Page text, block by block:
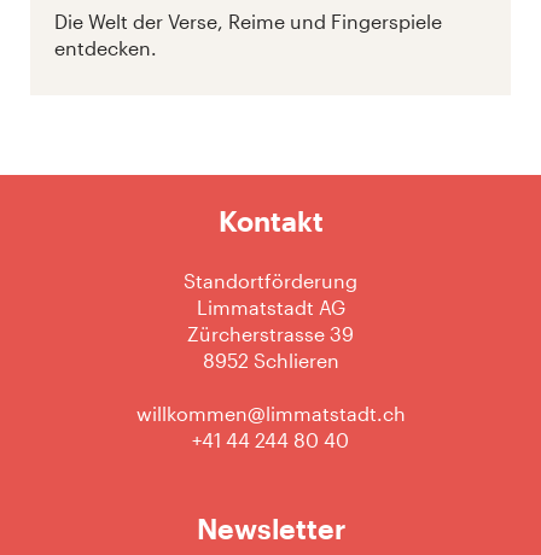
Die Welt der Verse, Reime und Fingerspiele
entdecken.
Kontakt
Standortförderung
Limmatstadt AG
Zürcherstrasse 39
8952 Schlieren
willkommen@limmatstadt.ch
+41 44 244 80 40
Newsletter